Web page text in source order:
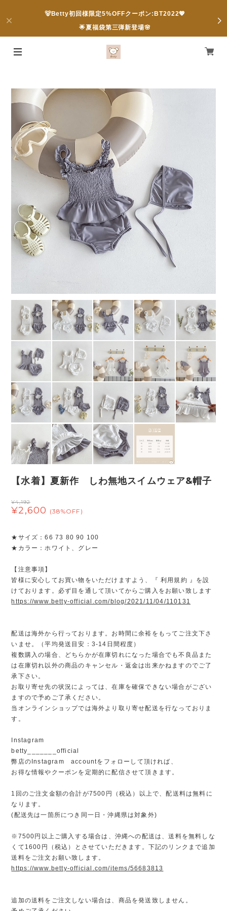
🐻Betty初回様限定5%OFFクーポン:BT2022💖
🌟夏福袋第三弾新登場🌸
【水着】夏新作 しわ無地スイムウェア&帽子
¥4,192
¥2,600 (38%OFF)
★サイズ：66 73 80 90 100
★カラー：ホワイト、グレー
【注意事項】
皆様に安心してお買い物をいただけますよう、『 利用規約 』を設
けております。必ず目を通して頂いてからご購入をお願い致します
https://www.betty-official.com/blog/2021/11/04/110131
配送は海外から行っております。お時間に余裕をもってご注文下さ
いませ。（平均発送目安：3-14日間程度）
複数購入の場合、どちらかが在庫切れになった場合でも不良品また
は在庫切れ以外の商品のキャンセル・返金は出来かねますのでご了
承下さい。
お取り寄せ先の状況によっては、在庫を確保できない場合がござい
ますので予めご了承ください。
当オンラインショップでは海外より取り寄せ配送を行なっておりま
す。
Instagram
betty_______official
弊店のInstagram accountをフォローして頂ければ、
お得な情報やクーポンを定期的に配信させて頂きます。
1回のご注文金額の合計が7500円（税込）以上で、配送料は無料に
なります。
(配送先は一箇所につき同一日・沖縄県は対象外)
※7500円以上ご購入する場合は、沖縄への配送は、送料を無料しな
くて1600円（税込）とさせていただきます。下記のリンクまで追加
送料をご注文お願い致します。
https://www.betty-official.com/items/56683813
追加の送料をご注文しない場合は、商品を発送致しません。